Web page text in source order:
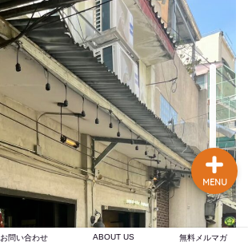
お問い合わせ ABOUT US 無料メルマガ
MENU
【焙煎士歴16年のプロが
実現】 あなたの店のブラ
ンド力を高める、オーダ
ーメイドのオリジナルブ
レンドコーヒー豆卸売り